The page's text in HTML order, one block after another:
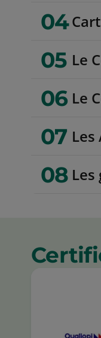
04
05 Le
06 Le
07 Les
08